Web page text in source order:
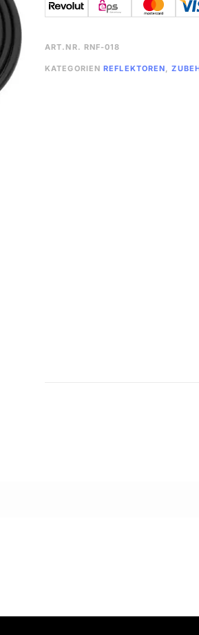
ART.NR. RNF-018
KATEGORIEN REFLEKTOREN,